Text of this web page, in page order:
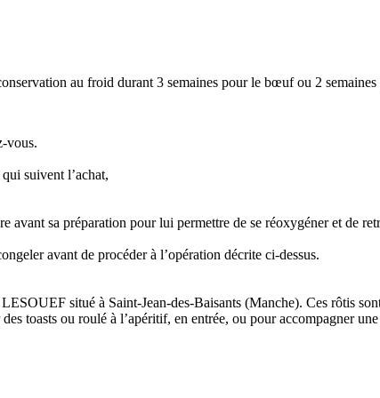
au froid durant 3 semaines pour le bœuf ou 2
vous.
suivent l’achat,
sa préparation pour lui permettre de se réoxygéner et de
avant de procéder à l’opération décrite ci-dessus.
situé à Saint-Jean-des-Baisants (Manche). Ces rôtis
toasts ou roulé à l’apéritif, en entrée, ou pour accompagner